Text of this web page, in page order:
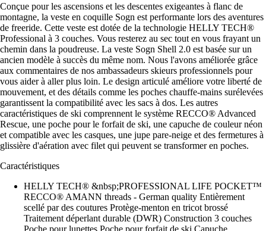
Conçue pour les ascensions et les descentes exigeantes à flanc de
montagne, la veste en coquille Sogn est performante lors des aventures
de freeride. Cette veste est dotée de la technologie HELLY TECH®
Professional à 3 couches. Vous resterez au sec tout en vous frayant un
chemin dans la poudreuse. La veste Sogn Shell 2.0 est basée sur un
ancien modèle à succès du même nom. Nous l'avons améliorée grâce
aux commentaires de nos ambassadeurs skieurs professionnels pour
vous aider à aller plus loin. Le design articulé améliore votre liberté de
mouvement, et des détails comme les poches chauffe-mains surélevées
garantissent la compatibilité avec les sacs à dos. Les autres
caractéristiques de ski comprennent le système RECCO® Advanced
Rescue, une poche pour le forfait de ski, une capuche de couleur néon
et compatible avec les casques, une jupe pare-neige et des fermetures à
glissière d'aération avec filet qui peuvent se transformer en poches.
Caractéristiques
HELLY TECH® &nbsp;PROFESSIONAL LIFE POCKET™
RECCO® AMANN threads - German quality Entièrement
scellé par des coutures Protège-menton en tricot brossé
Traitement déperlant durable (DWR) Construction 3 couches
Poche pour lunettes Poche pour forfait de ski Capuche